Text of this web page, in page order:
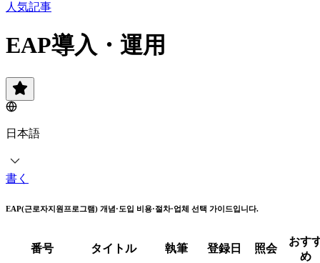
人気記事
EAP導入・運用
日本語
書く
EAP(근로자지원프로그램) 개념·도입 비용·절차·업체 선택 가이드입니다.
番号 タイトル 執筆 登録日 照会
おす
め